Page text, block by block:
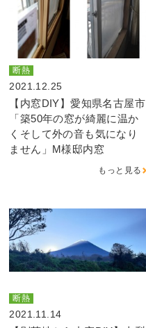
断熱
2021.12.25
【内窓DIY】愛知県名古屋市
「築50年の窓が綺麗に温か
くそして外の音も気になり
ません」M様邸内窓
もっと見る
断熱
2021.11.14